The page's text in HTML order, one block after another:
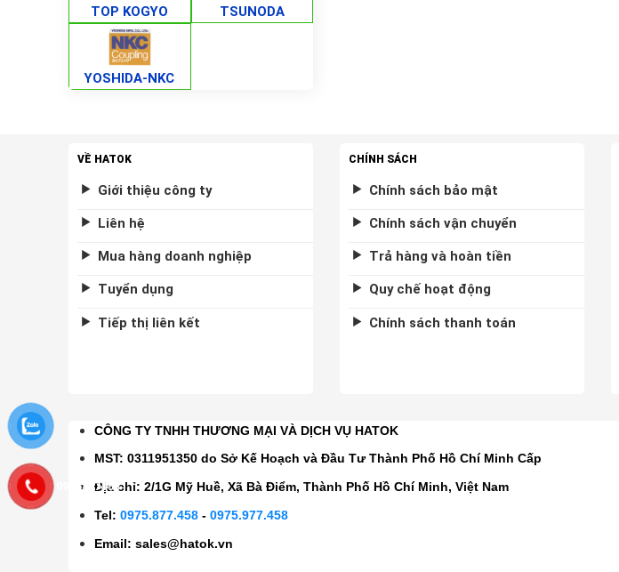
TOP KOGYO TSUNODA
YOSHIDA-NKC
VỀ HATOK
Giới thiệu công ty
Liên hệ
Mua hàng doanh nghiệp
Tuyển dụng
Tiếp thị liên kết
CHÍNH SÁCH
Chính sách bảo mật
Chính sách vận chuyển
Trả hàng và hoàn tiền
Quy chế hoạt động
Chính sách thanh toán
CÔNG TY TNHH THƯƠNG MẠI VÀ DỊCH VỤ HATOK
MST: 0311951350 do Sở Kế Hoạch và Đầu Tư Thành Phố Hồ Chí Minh Cấp
Địa chỉ: 2/1G Mỹ Huề, Xã Bà Điểm, Thành Phố Hồ Chí Minh, Việt Nam
Tel:0975.877.458 -0975.977.458
Email:sales@hatok.vn
0975877458